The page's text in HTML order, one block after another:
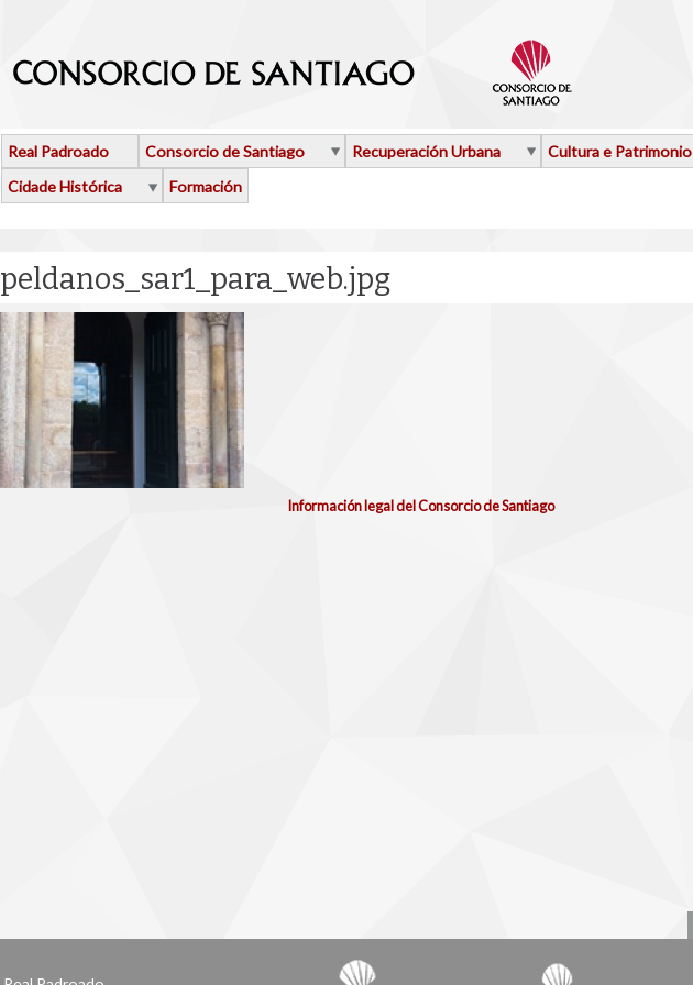
Real Padroado Consorcio de Santiago Recuperación Urbana
Cultura e Patrimonio
Cidade Histórica
Formación
peldanos_sar1_para_web.jpg
Información legal del Consorcio de Santiago